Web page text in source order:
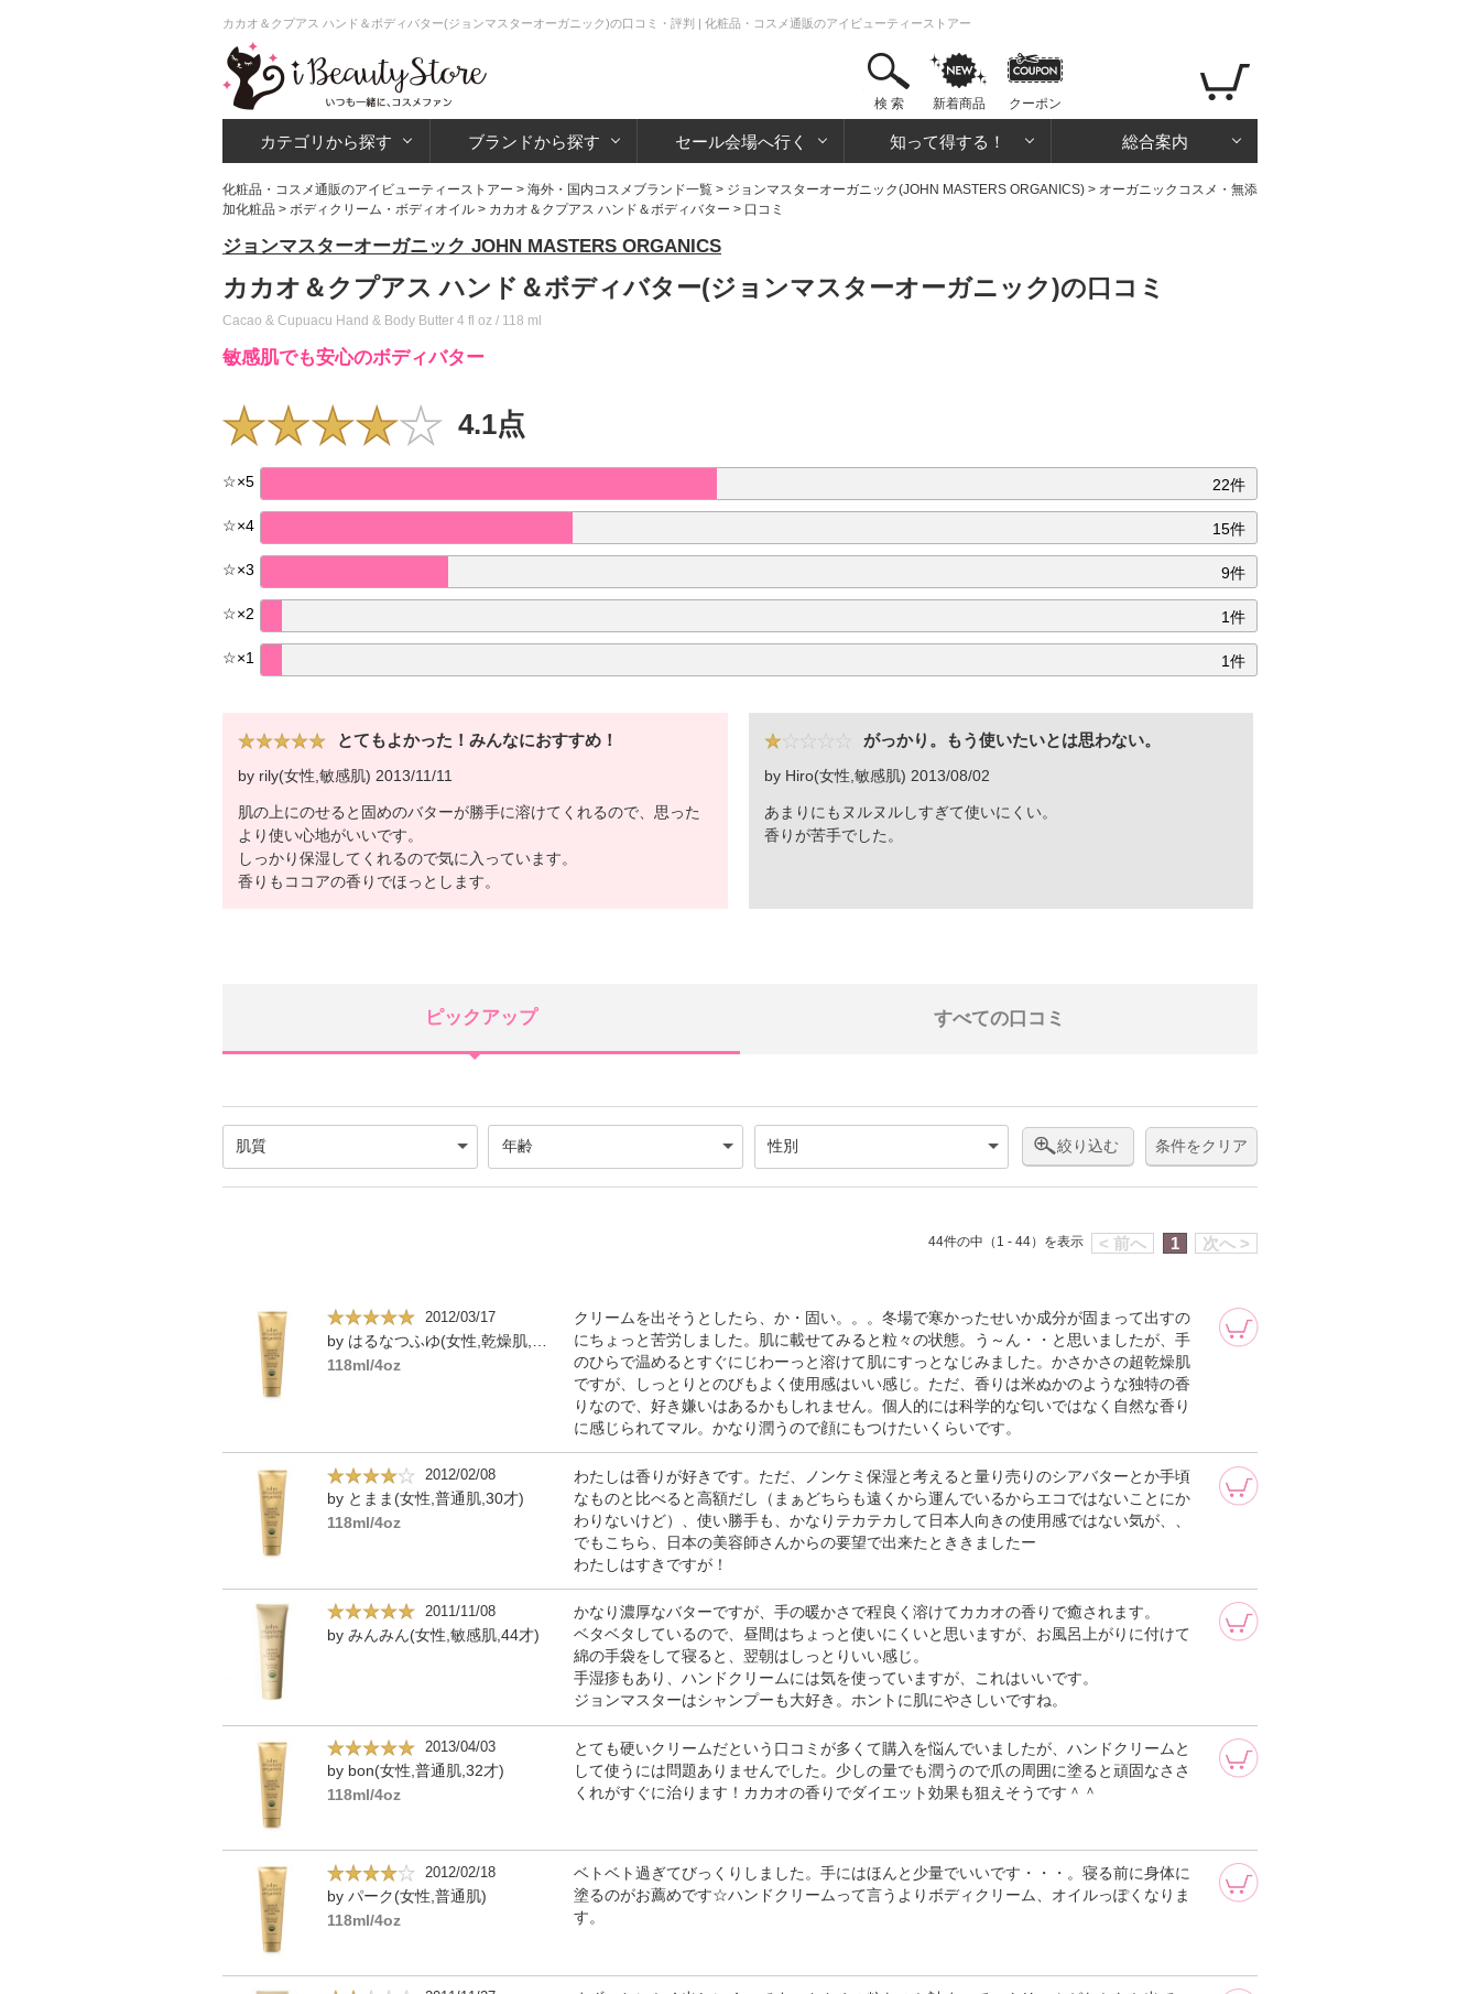
カカオ＆クプアス ハンド＆ボディバター(ジョンマスターオーガニック)の口コミ・評判 | 化粧品・コスメ通販のアイビューティーストアー
検 索 新着商品 クーポン
カテゴリから探す ブランドから探す セール会場へ行く 知って得する！ 総合案内
化粧品・コスメ通販のアイビューティーストアー > 海外・国内コスメブランド一覧 > ジョンマスターオーガニック(JOHN MASTERS ORGANICS) > オーガニックコスメ・無添
加化粧品 > ボディクリーム・ボディオイル > カカオ＆クプアス ハンド＆ボディバター > 口コミ
ジョンマスターオーガニック JOHN MASTERS ORGANICS
カカオ＆クプアス ハンド＆ボディバター(ジョンマスターオーガニック)の口コミ
Cacao & Cupuacu Hand & Body Butter 4 fl oz / 118 ml
敏感肌でも安心のボディバター
4.1点
☆×5 22件
☆×4 15件
☆×3 9件
☆×2 1件
☆×1 1件
とてもよかった！みんなにおすすめ！
by rily(女性,敏感肌) 2013/11/11
肌の上にのせると固めのバターが勝手に溶けてくれるので、思った
より使い心地がいいです。
しっかり保湿してくれるので気に入っています。
香りもココアの香りでほっとします。
がっかり。もう使いたいとは思わない。
by Hiro(女性,敏感肌) 2013/08/02
あまりにもヌルヌルしすぎて使いにくい。
香りが苦手でした。
ピックアップ すべての口コミ
絞り込む 条件をクリア
< 前へ 1 次へ >
44件の中（1 - 44）を表示
2012/03/17
118ml/4oz
クリームを出そうとしたら、か・固い。。。冬場で寒かったせいか成分が固まって出すの
にちょっと苦労しました。肌に載せてみると粒々の状態。う～ん・・と思いましたが、手
のひらで温めるとすぐにじわーっと溶けて肌にすっとなじみました。かさかさの超乾燥肌
ですが、しっとりとのびもよく使用感はいい感じ。ただ、香りは米ぬかのような独特の香
りなので、好き嫌いはあるかもしれません。個人的には科学的な匂いではなく自然な香り
に感じられてマル。かなり潤うので顔にもつけたいくらいです。
2012/02/08
by とまま(女性,普通肌,30才)
118ml/4oz
わたしは香りが好きです。ただ、ノンケミ保湿と考えると量り売りのシアバターとか手頃
なものと比べると高額だし（まぁどちらも遠くから運んでいるからエコではないことにか
わりないけど）、使い勝手も、かなりテカテカして日本人向きの使用感ではない気が、、
でもこちら、日本の美容師さんからの要望で出来たとききましたー
わたしはすきですが！
2011/11/08
by みんみん(女性,敏感肌,44才)
かなり濃厚なバターですが、手の暖かさで程良く溶けてカカオの香りで癒されます。
ベタベタしているので、昼間はちょっと使いにくいと思いますが、お風呂上がりに付けて
綿の手袋をして寝ると、翌朝はしっとりいい感じ。
手湿疹もあり、ハンドクリームには気を使っていますが、これはいいです。
ジョンマスターはシャンプーも大好き。ホントに肌にやさしいですね。
2013/04/03
by bon(女性,普通肌,32才)
118ml/4oz
とても硬いクリームだという口コミが多くて購入を悩んでいましたが、ハンドクリームと
して使うには問題ありませんでした。少しの量でも潤うので爪の周囲に塗ると頑固なささ
くれがすぐに治ります！カカオの香りでダイエット効果も狙えそうです＾＾
2012/02/18
by パーク(女性,普通肌)
118ml/4oz
ベトベト過ぎてびっくりしました。手にはほんと少量でいいです・・・。寝る前に身体に
塗るのがお薦めです☆ハンドクリームって言うよりボディクリーム、オイルっぽくなりま
す。